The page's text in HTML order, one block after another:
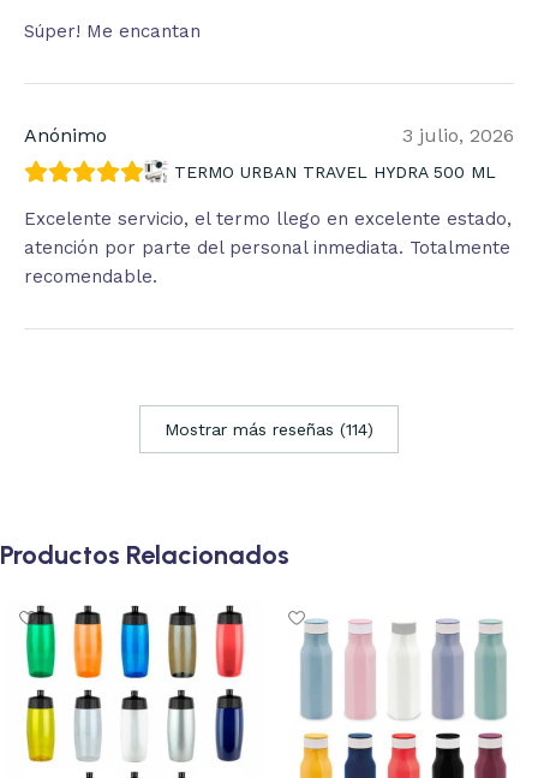
Súper! Me encantan
Anónimo 3 julio, 2026
TERMO URBAN TRAVEL HYDRA 500 ML
Excelente servicio, el termo llego en excelente estado,
atención por parte del personal inmediata. Totalmente
recomendable.
Mostrar más reseñas (114)
Productos Relacionados